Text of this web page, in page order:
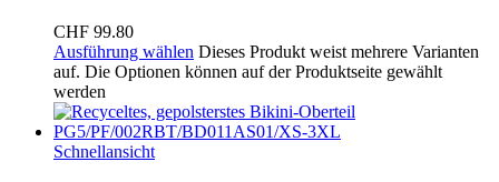
CHF 99.80
Ausführung wählen Dieses Produkt weist mehrere Varianten
auf. Die Optionen können auf der Produktseite gewählt
werden
Schnellansicht